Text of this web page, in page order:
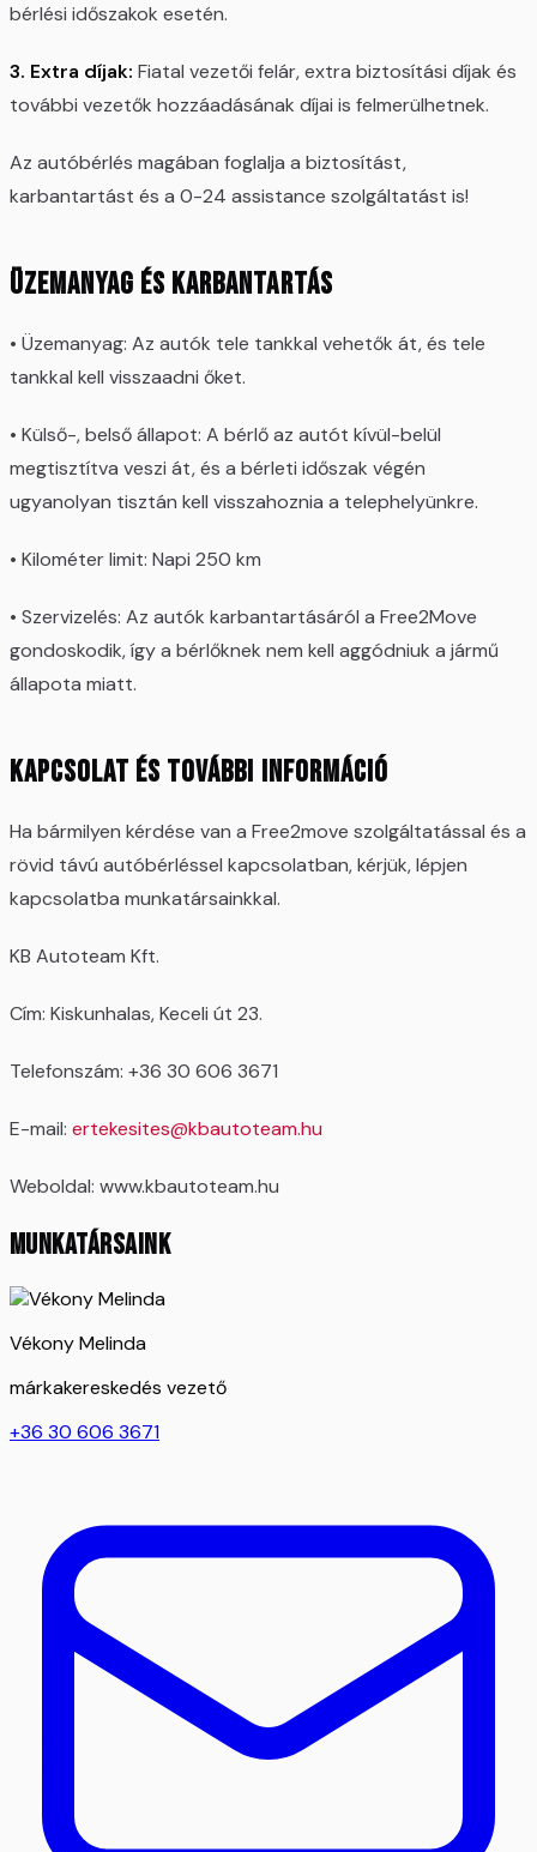
bérlési időszakok esetén.
3. Extra díjak: Fiatal vezetői felár, extra biztosítási díjak és
további vezetők hozzáadásának díjai is felmerülhetnek.
Az autóbérlés magában foglalja a biztosítást,
karbantartást és a 0-24 assistance szolgáltatást is!
Üzemanyag és karbantartás
• Üzemanyag: Az autók tele tankkal vehetők át, és tele
tankkal kell visszaadni őket.
• Külső-, belső állapot: A bérlő az autót kívül-belül
megtisztítva veszi át, és a bérleti időszak végén
ugyanolyan tisztán kell visszahoznia a telephelyünkre.
• Kilométer limit: Napi 250 km
• Szervizelés: Az autók karbantartásáról a Free2Move
gondoskodik, így a bérlőknek nem kell aggódniuk a jármű
állapota miatt.
Kapcsolat és további információ
Ha bármilyen kérdése van a Free2move szolgáltatással és a
rövid távú autóbérléssel kapcsolatban, kérjük, lépjen
kapcsolatba munkatársainkkal.
KB Autoteam Kft.
Cím: Kiskunhalas, Keceli út 23.
Telefonszám: +36 30 606 3671
E-mail: ertekesites@kbautoteam.hu
Weboldal: www.kbautoteam.hu
MUNKATÁRSAINK
Vékony Melinda
márkakereskedés vezető
+36 30 606 3671